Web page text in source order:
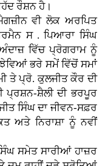
ਰੌਸ਼ਨ ਹੈ।
ਵੀ ਲੋਕ ਅਰਪਿਤ
ਸ . ਪਿਆਰਾ ਸਿੰਘ
ਵਿੱਚ ਪ੍ਰੋਗਰਾਮ ਨੂੰ
ਭਰੇ ਸਮੇਂ ਵਿੱਚੋਂ ਸਮਾਂ
ਤੇ ਪ੍ਰੋ. ਕੁਲਜੀਤ ਕੌਰ ਦੀ
ਪ੍ਰਸ਼ਨ-ਸ਼ੈਲੀ ਦੀ ਭਰਪੂਰ
ਸਿੰਘ ਦਾ ਜੀਵਨ-ਸਫ਼ਰ
ਅਤੇ ਨਿਰਾਸ਼ਾ ਨੂੰ ਨਵੀਂ
ਸਮੇਤ ਸਾਰੀਆਂ ਹਾਜ਼ਰ